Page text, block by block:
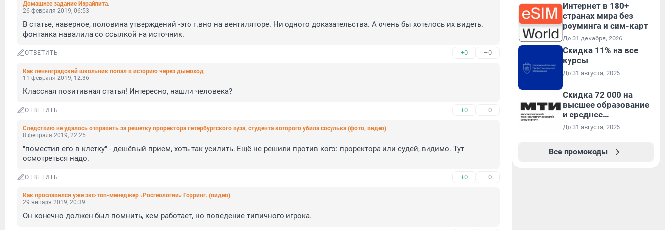
Домашнее задание Израйлита.
26 февраля 2019, 06:53
В статье, наверное, половина утверждений -это г.вно на вентиляторе. Ни одного доказательства. А очень бы хотелось их видеть.
фонтанка навалила со ссылкой на источник.
ОТВЕТИТЬ +0 –0
Как ленинградский школьник попал в историю через дымоход
11 февраля 2019, 12:36
Классная позитивная статья! Интересно, нашли человека?
ОТВЕТИТЬ +0 –0
Следствию не удалось отправить за решетку проректора петербургского вуза, студента которого убила сосулька (фото, видео)
8 февраля 2019, 22:25
"поместил его в клетку" - дешёвый прием, хоть так усилить. Ещё не решили против кого: проректора или судей, видимо. Тут
осмотреться надо.
ОТВЕТИТЬ +0 –0
Как прославился уже экс-топ-менеджер «Росгеологии» Горринг. (видео)
29 января 2019, 20:39
Он конечно должен был помнить, кем работает, но поведение типичного игрока.
Интернет в 180+
странах мира без
роуминга и сим-карт
До 31 декабря, 2026
Скидка 11% на все
курсы
До 31 августа, 2026
Скидка 72 000 на
высшее образование
и среднее
специальное
До 31 августа, 2026
Все промокоды